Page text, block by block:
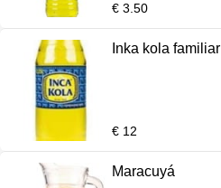
€ 3.50
Inka kola familiar
€ 12
Maracuyá